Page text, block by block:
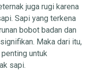
juga rugi karena
Sapi yang terkena
bobot badan dan
Maka dari itu,
untuk
sapi.